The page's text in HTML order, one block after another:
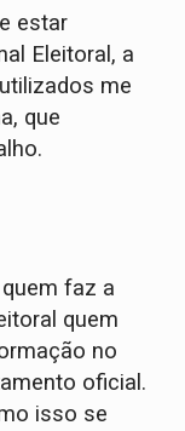
estar
Eleitoral, a
me
que
faz a
quem
no
oficial.
isso se